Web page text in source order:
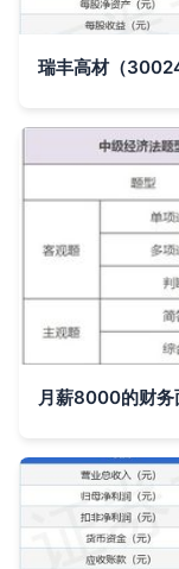
月薪8000的财务